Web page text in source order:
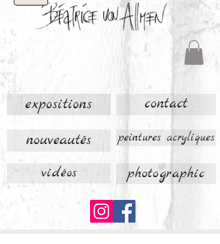
expositions contact
nouveautés peintures acryliques
vidéos photographic